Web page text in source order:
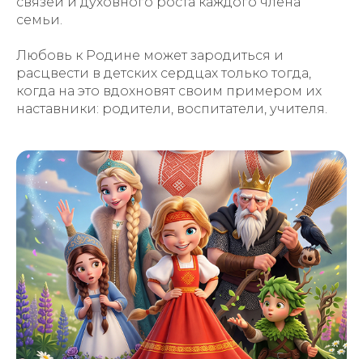
семьи.
Любовь к Родине может зародиться и
расцвести в детских сердцах только тогда,
когда на это вдохновят своим примером их
наставники: родители, воспитатели, учителя.